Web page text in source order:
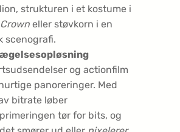
strukturen i et kostume i
eller støvkorn i en
scenografi.
og actionfilm
panoreringer. Med
bitrate løber
tør for bits, og